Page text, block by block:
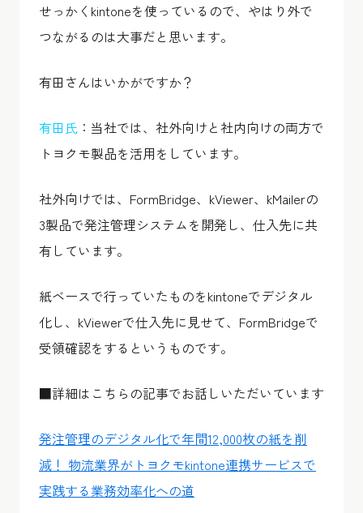
せっかくkintoneを使っているので、やはり外で
つながるのは大事だと思います。
有田さんはいかがですか？
有田氏 ：当社では、社外向けと社内向けの両方で
トヨクモ製品を活用をしています。
社外向けでは、FormBridge、kViewer、kMailerの
3製品で発注管理システムを開発し、仕入先に共
有しています。
紙ベースで行っていたものをkintoneでデジタル
化し、kViewerで仕入先に見せて、FormBridgeで
受領確認をするというものです。
■詳細はこちらの記事でお話しいただいています
発注管理のデジタル化で年間12,000枚の紙を削
減！ 物流業界がトヨクモkintone連携サービスで
実践する業務効率化への道